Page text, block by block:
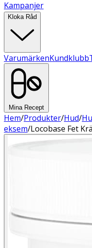
Kampanjer
Kloka Råd
VarumärkenKundklubb
Mina Recept
Hem/Produkter/Hud/
eksem/Locobase Fet